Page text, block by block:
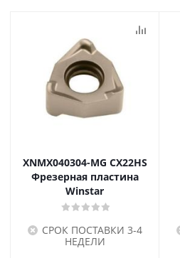
XNMX040304-MG CX22HS
Фрезерная пластина
Winstar
СРОК ПОСТАВКИ 3-4
НЕДЕЛИ